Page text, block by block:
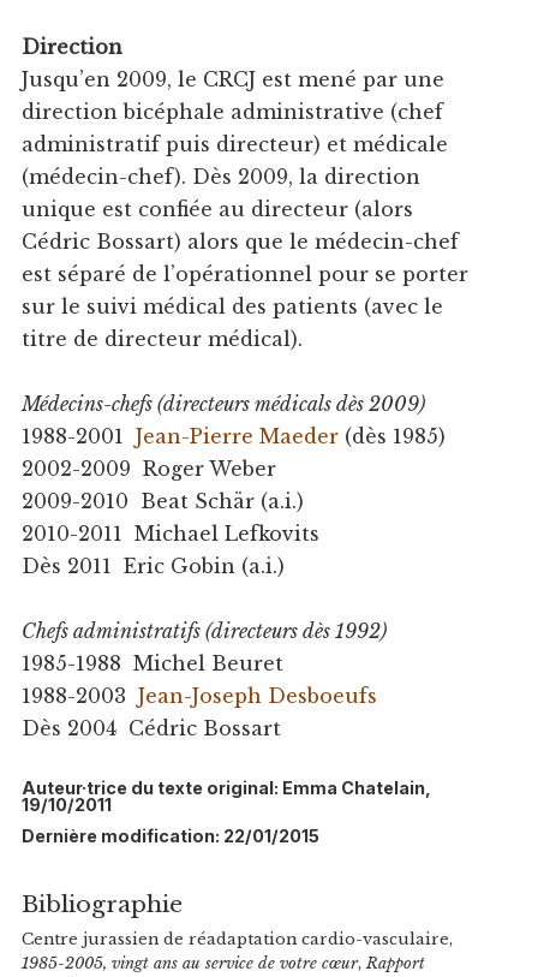
Direction
Jusqu’en 2009, le CRCJ est mené par une
direction bicéphale administrative (chef
administratif puis directeur) et médicale
(médecin-chef). Dès 2009, la direction
unique est confiée au directeur (alors
Cédric Bossart) alors que le médecin-chef
est séparé de l’opérationnel pour se porter
sur le suivi médical des patients (avec le
titre de directeur médical).
Médecins-chefs (directeurs médicals dès 2009)
1988-2001 Jean-Pierre Maeder(dès 1985)
2002-2009 Roger Weber
2009-2010 Beat Schär (a.i.)
2010-2011 Michael Lefkovits
Dès 2011 Eric Gobin (a.i.)
Chefs administratifs (directeurs dès 1992)
1985-1988 Michel Beuret
1988-2003 Jean-Joseph Desboeufs
Dès 2004 Cédric Bossart
Auteur·trice du texte original: Emma Chatelain,
19/10/2011
Dernière modification: 22/01/2015
Bibliographie
Centre jurassien de réadaptation cardio-vasculaire,
1985-2005, vingt ans au service de votre cœur, Rapport